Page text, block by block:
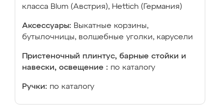
класса Blum (Австрия), Hettich (Германия)
Аксессуары: Выкатные корзины,
бутылочницы, волшебные уголки, карусели
Пристеночный плинтус, барные стойки и
навески, освещение : по каталогу
Ручки: по каталогу